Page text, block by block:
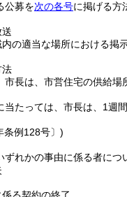
公募を次の各号に掲げる方
の適当な場所における掲
法
市長は、市営住宅の供給
当たっては、市長は、1週
条例128号〕)
ずれかの事由に係る者につ